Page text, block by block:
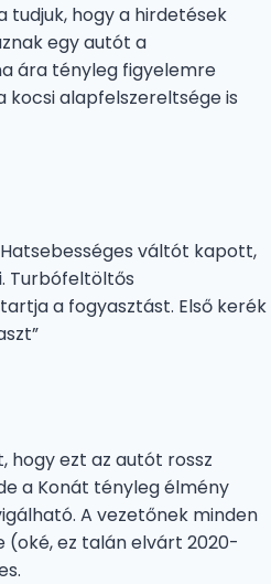
tudjuk, hogy a hirdetések
egy autót a
ára tényleg figyelemre
kocsi alapfelszereltsége is
váltót kapott,
Turbófeltöltős
a fogyasztást. Első kerék
hogy ezt az autót rossz
a Konát tényleg élmény
A vezetőnek minden
ez talán elvárt 2020-